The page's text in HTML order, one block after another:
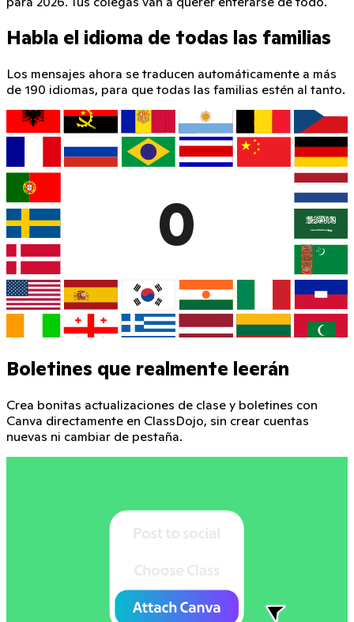
Habla el idioma de todas las familias
Los mensajes ahora se traducen automáticamente a más
de 190 idiomas, para que todas las familias estén al tanto.
0
Boletines que realmente leerán
Crea bonitas actualizaciones de clase y boletines con
Canva directamente en ClassDojo, sin crear cuentas
nuevas ni cambiar de pestaña.